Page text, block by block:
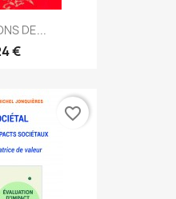
DE...
€
favorite_border